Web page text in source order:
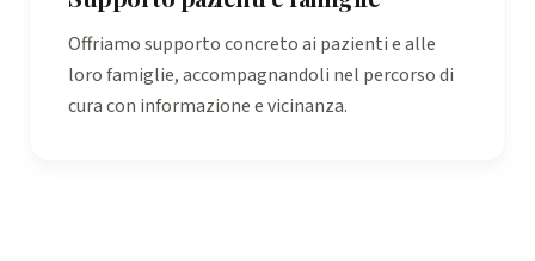
Offriamo supporto concreto ai pazienti e alle
loro famiglie, accompagnandoli nel percorso di
cura con informazione e vicinanza.